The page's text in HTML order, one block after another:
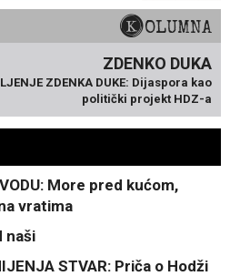
KOLUMNA
ZDENKO DUKA
ZDENKA DUKE: Dijaspora kao
politički projekt HDZ-a
More pred kućom,
vratima
naši
STVAR: Priča o Hodži